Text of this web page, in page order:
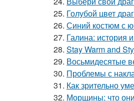
25. Голубой цвет
26. Синий костюм с
27. Галина: история
28. Stay Warm and
29. Восьмидесятые
30. Проблемы с
31. Как зрительно
32. Морщины: что они